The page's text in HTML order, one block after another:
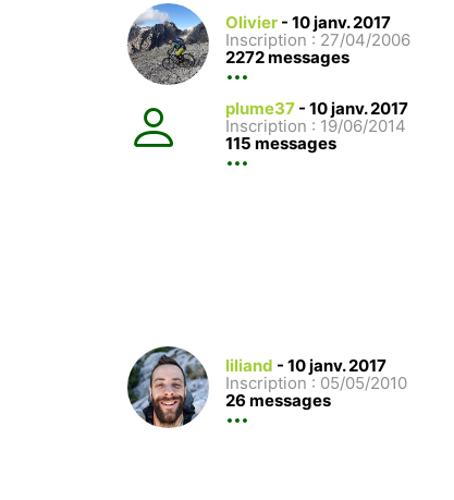
Olivier - 10 janv. 2017
Inscription : 27/04/2006
2272 messages
plume37 - 10 janv. 2017
Inscription : 19/06/2014
115 messages
liliand - 10 janv. 2017
Inscription : 05/05/2010
26 messages